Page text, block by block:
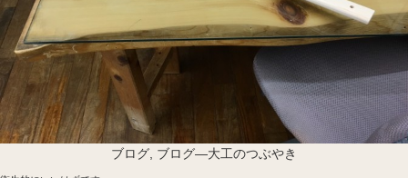
ブログ ブログ―大工のつぶやき